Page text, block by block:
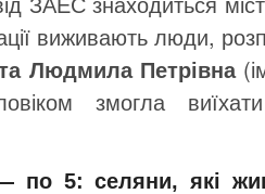
виживають люди,
Людмила Петрівна
змогла
по 5: селяни, які